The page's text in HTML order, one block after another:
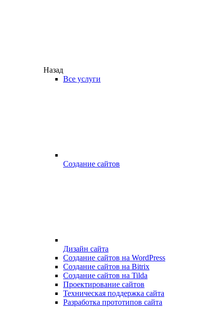
Назад
Все услуги
Создание сайтов
Дизайн сайта
Создание сайтов на WordPress
Создание сайтов на Bitrix
Создание сайтов на Tilda
Проектирование сайтов
Техническая поддержка сайта
Разработка прототипов сайта